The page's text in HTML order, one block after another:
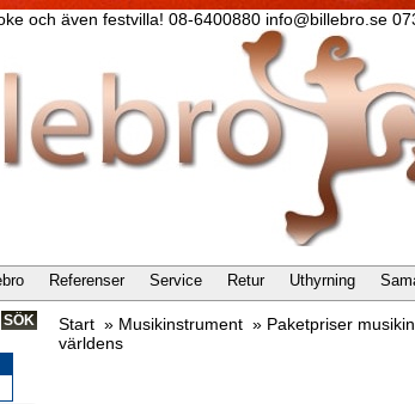
och även festvilla! 08-6400880 info@billebro.se
Referenser Service Retur Uthyrning
Start » Musikinstrument » Paketpriser
världens